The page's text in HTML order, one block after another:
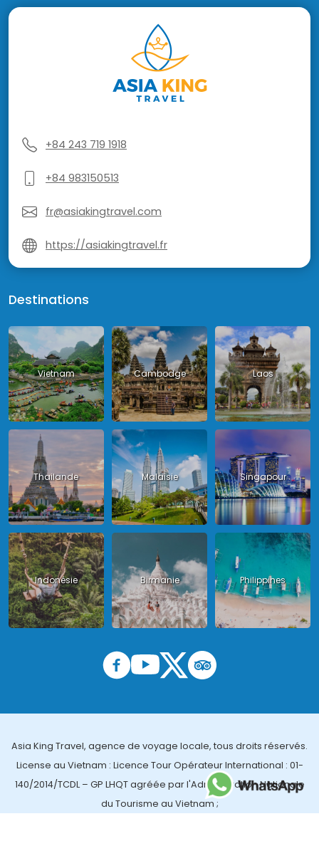
+84 243 719 1918
+84 983150513
fr@asiakingtravel.com
https://asiakingtravel.fr
Destinations
Vietnam Cambodge Laos
Thailande Malaisie Singapour
Indonésie Birmanie Philippines
Asia King Travel, agence de voyage locale, tous droits réservés.
License au Vietnam : Licence Tour Opérateur International : 01-
140/2014/TCDL – GP LHQT agréée par l'Administration Nationale
du Tourisme au Vietnam ;